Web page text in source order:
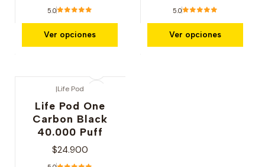
5.0
Ver opciones
5.0
Ver opciones
|Life Pod
Life Pod One
Carbon Black
40.000 Puff
$24.900